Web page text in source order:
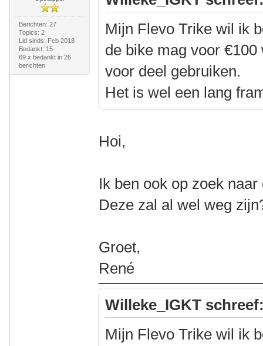
Berichten: 27
Topics: 2
Lid sinds: Feb 2018
Bedankt: 15
69 x bedankt in 26
berichten
Mijn Flevo Trike wil ik
de bike mag voor
voor deel gebruiken.
Het is wel een lang
Hoi,
Ik ben ook op zoek
Deze zal al wel weg
Groet,
René
Willeke_IGKT
Mijn Flevo Trike wil ik